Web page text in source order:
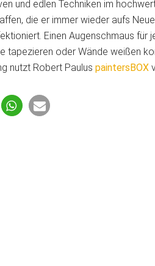
und edlen Techniken im
die er immer wieder aufs
Einen Augenschmaus für
tapezieren oder Wände weißen
nutzt Robert Paulus paintersBOX